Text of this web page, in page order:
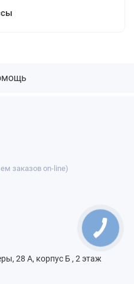
заказов on-line)
28 А, корпус Б , 2 этаж